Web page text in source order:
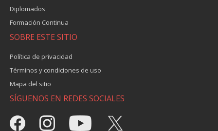
Diplomados
Formación Continua
SOBRE ESTE SITIO
Política de privacidad
Términos y condiciones de uso
Mapa del sitio
SÍGUENOS EN REDES SOCIALES